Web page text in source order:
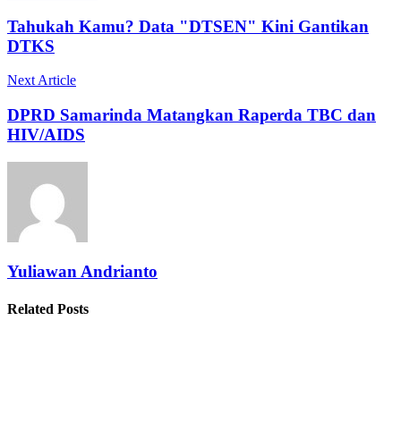
Tahukah Kamu? Data "DTSEN" Kini Gantikan
DTKS
Next Article
DPRD Samarinda Matangkan Raperda TBC dan
HIV/AIDS
Yuliawan Andrianto
Related Posts